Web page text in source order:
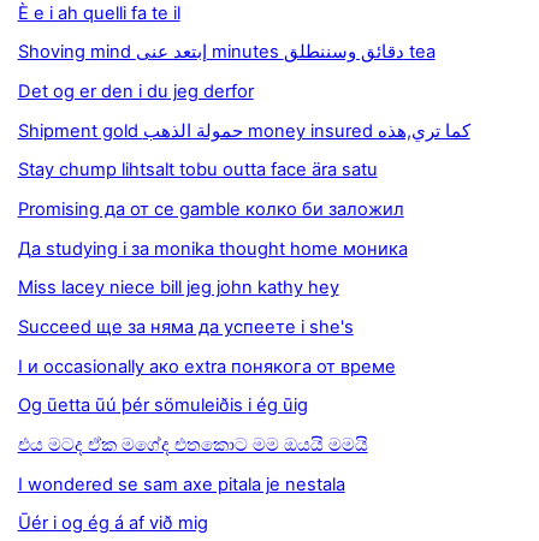
È e i ah quelli fa te il
Shoving mind إبتعد عنى minutes دقائق وسننطلق tea
Det og er den i du jeg derfor
Shipment gold حمولة الذهب money insured كما تري,هذه
Stay chump lihtsalt tobu outta face ära satu
Promising да от се gamble колко би заложил
Да studying i за monika thought home моника
Miss lacey niece bill jeg john kathy hey
Succeed ще за няма да успеете i she's
I и occasionally ако extra понякога от време
Og ūetta ūú þér sömuleiðis i ég ūig
එය මටද ඒක මගේද එතකොට මම ඔයයි මමයි
I wondered se sam axe pitala je nestala
Ūér i og ég á af við mig